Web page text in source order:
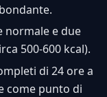
normale e due
500-600 kcal).
di 24 ore a
come punto di